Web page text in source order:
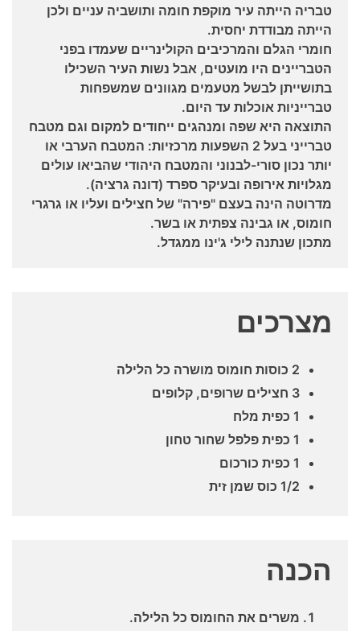
טבריה הייתה עיר מוקפת חומה ותושביה עניים ולכן
הייתה מבודדת יחסית.
חומרי הגלם והמרכיבים הקולינריים שעמדו בפני
הטבריינים היו מועטים, אבל נשות העיר השכילו
בתושייתן לבשל מטעמים מגוונים שמשפחות
טברייניות אוכלות עד היום.
התוצאה היא שפה ומנהגים ייחודים למקום וגם מטבח
טברייני בעל 2 השפעות מרכזיות: המטבח הערבי או
יותר נכון סורי-לבנוני והמטבח היהודי שהביאו עולים
מגלויות אירופה ובעיקר ספרד (דונה גרציה).
מדרוטה הינה בעצם "פירה" של חצילים ועליו או גרגרי
חומוס, או גבינה צפתית או בשר.
מתכון שנתנה לילי ג'ינו ממגדל.
מצרכים
2 כוסות חומוס מושרה כל הלילה
3 חצילים שרופים, קלופים
1 כפית מלח
1 כפית פלפל שחור טחון
1 כפית כורכום
1/2 כוס שמן זית
הכנה
משרים את החומוס כל הלילה.